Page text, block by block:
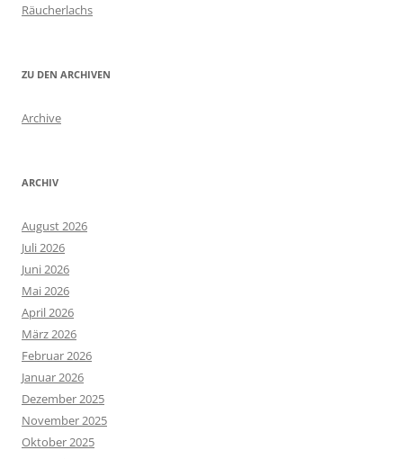
Räucherlachs
ZU DEN ARCHIVEN
Archive
ARCHIV
August 2026
Juli 2026
Juni 2026
Mai 2026
April 2026
März 2026
Februar 2026
Januar 2026
Dezember 2025
November 2025
Oktober 2025